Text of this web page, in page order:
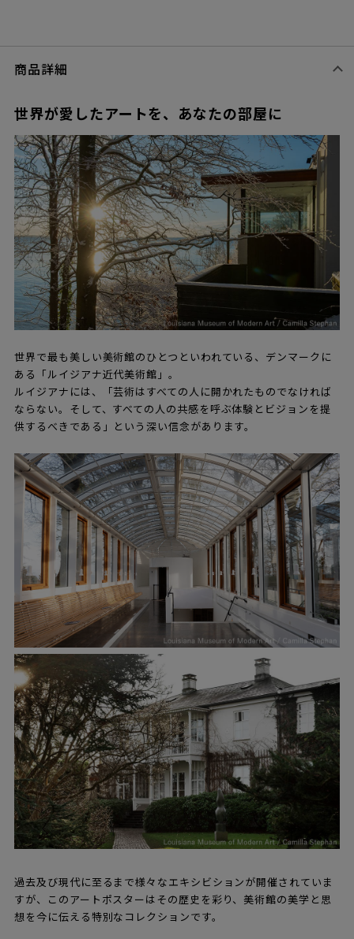
商品詳細
世界が愛したアートを、あなたの部屋に
世界で最も美しい美術館のひとつといわれている、デンマークに
ある「ルイジアナ近代美術館」。
ルイジアナには、「芸術はすべての人に開かれたものでなければ
ならない。そして、すべての人の共感を呼ぶ体験とビジョンを提
供するべきである」という深い信念があります。
過去及び現代に至るまで様々なエキシビションが開催されていま
すが、このアートポスターはその歴史を彩り、美術館の美学と思
想を今に伝える特別なコレクションです。